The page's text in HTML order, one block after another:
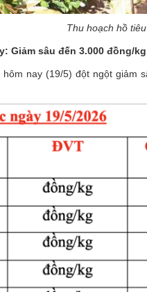
Thu hoạch hồ
Giảm sâu đến 3.000 đồng/kg
hôm nay (19/5) đột ngột giảm